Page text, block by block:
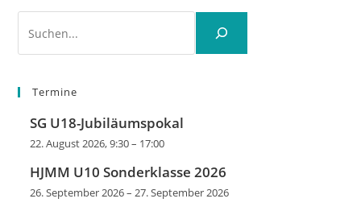
Termine
SG U18-Jubiläumspokal
22. August 2026, 9:30– 17:00
HJMM U10 Sonderklasse 2026
26. September 2026–27. September 2026